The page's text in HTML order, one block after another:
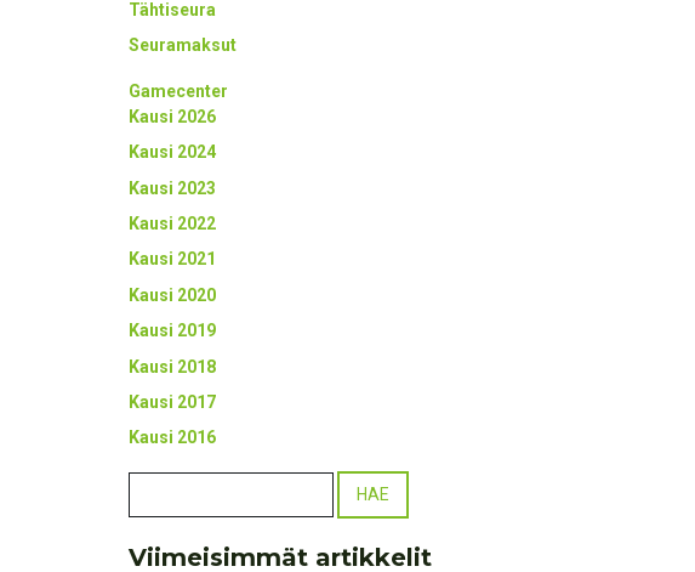
Tähtiseura
Seuramaksut
Gamecenter
Kausi 2026
Kausi 2024
Kausi 2023
Kausi 2022
Kausi 2021
Kausi 2020
Kausi 2019
Kausi 2018
Kausi 2017
Kausi 2016
Viimeisimmät artikkelit